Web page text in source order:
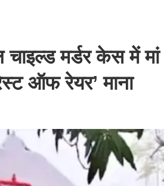
मर्डर केस में
ऑफ रेयर’ माना